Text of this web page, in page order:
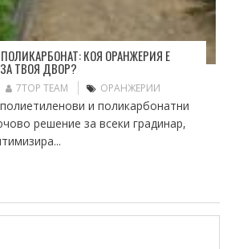
КОЯ ОРАНЖЕРИЯ Е
ТВОЯ ДВОР?
7TOP TEAM ОРАНЖЕРИИ
и поликарбонатни
решение за всеки градинар,